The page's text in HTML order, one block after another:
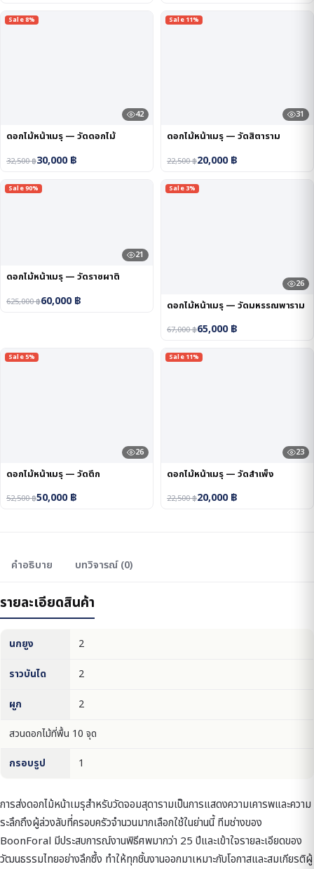
Sale 8%
42
ดอกไม้หน้าเมรุ — วัดดอกไม้
32,500฿30,000฿
Sale 11%
31
ดอกไม้หน้าเมรุ — วัดสิตาราม
22,500฿20,000฿
Sale 90%
21
ดอกไม้หน้าเมรุ — วัดราชผาติ
625,000฿60,000฿
Sale 3%
26
ดอกไม้หน้าเมรุ — วัดมหรรณพาราม
67,000฿65,000฿
Sale 5%
26
ดอกไม้หน้าเมรุ — วัดตึก
52,500฿50,000฿
Sale 11%
23
ดอกไม้หน้าเมรุ — วัดสำเพ็ง
22,500฿20,000฿
คำอธิบาย บทวิจารณ์ (0)
รายละเอียดสินค้า
นกยูง 2
ราวบันได 2
ผูก
2
สวนดอกไม้ที่พื้น 10 จุด
กรอบรูป
1
การส่งดอกไม้หน้าเมรุสำหรับวัดจอมสุดารามเป็นการแสดงความเคารพและความ
ระลึกถึงผู้ล่วงลับที่ครอบครัวจำนวนมากเลือกใช้ในย่านนี้ ทีมช่างของ
BoonForal มีประสบการณ์งานพิธีศพมากว่า 25 ปีและเข้าใจรายละเอียดของ
วัฒนธรรมไทยอย่างลึกซึ้ง ทำให้ทุกชิ้นงานออกมาเหมาะกับโอกาสและสมเกียรติผู้